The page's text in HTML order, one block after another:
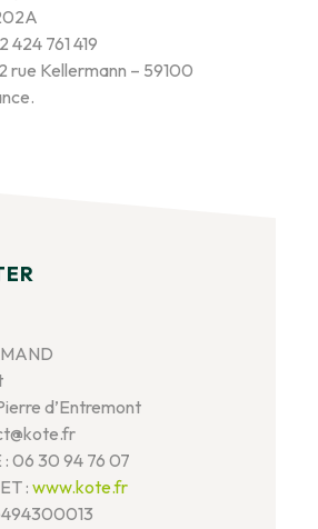
424 761 419
rue Kellermann – 59100
d’Entremont
: 06 30 94 76 07
:www.kote.fr